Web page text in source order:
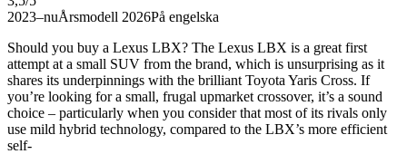
2023–nuÅrsmodell 2026På engelska
Should you buy a Lexus LBX? The Lexus LBX is a great first
attempt at a small SUV from the brand, which is unsurprising as it
shares its underpinnings with the brilliant Toyota Yaris Cross. If
you’re looking for a small, frugal upmarket crossover, it’s a sound
choice – particularly when you consider that most of its rivals only
use mild hybrid technology, compared to the LBX’s more efficient
self-